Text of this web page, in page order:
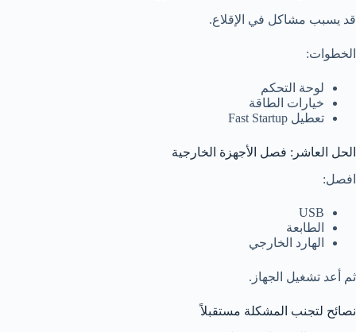
قد يسبب مشاكل في الإقلاع.
الخطوات:
لوحة التحكم
خيارات الطاقة
تعطيل Fast Startup
الحل العاشر: فصل الأجهزة الخارجية
افصل:
USB
الطابعة
الهارد الخارجي
ثم أعد تشغيل الجهاز.
نصائح لتجنب المشكلة مستقبلاً